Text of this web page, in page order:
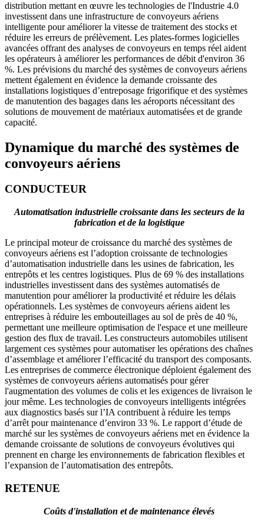
distribution mettant en œuvre les technologies de l'Industrie 4.0
investissent dans une infrastructure de convoyeurs aériens
intelligente pour améliorer la vitesse de traitement des stocks et
réduire les erreurs de prélèvement. Les plates-formes logicielles
avancées offrant des analyses de convoyeurs en temps réel aident
les opérateurs à améliorer les performances de débit d'environ 36
%. Les prévisions du marché des systèmes de convoyeurs aériens
mettent également en évidence la demande croissante des
installations logistiques d’entreposage frigorifique et des systèmes
de manutention des bagages dans les aéroports nécessitant des
solutions de mouvement de matériaux automatisées et de grande
capacité.
Dynamique du marché des systèmes de
convoyeurs aériens
CONDUCTEUR
Automatisation industrielle croissante dans les secteurs de la
fabrication et de la logistique
Le principal moteur de croissance du marché des systèmes de
convoyeurs aériens est l’adoption croissante de technologies
d’automatisation industrielle dans les usines de fabrication, les
entrepôts et les centres logistiques. Plus de 69 % des installations
industrielles investissent dans des systèmes automatisés de
manutention pour améliorer la productivité et réduire les délais
opérationnels. Les systèmes de convoyeurs aériens aident les
entreprises à réduire les embouteillages au sol de près de 40 %,
permettant une meilleure optimisation de l'espace et une meilleure
gestion des flux de travail. Les constructeurs automobiles utilisent
largement ces systèmes pour automatiser les opérations des chaînes
d’assemblage et améliorer l’efficacité du transport des composants.
Les entreprises de commerce électronique déploient également des
systèmes de convoyeurs aériens automatisés pour gérer
l'augmentation des volumes de colis et les exigences de livraison le
jour même. Les technologies de convoyeurs intelligents intégrées
aux diagnostics basés sur l’IA contribuent à réduire les temps
d’arrêt pour maintenance d’environ 33 %. Le rapport d’étude de
marché sur les systèmes de convoyeurs aériens met en évidence la
demande croissante de solutions de convoyeurs évolutives qui
prennent en charge les environnements de fabrication flexibles et
l’expansion de l’automatisation des entrepôts.
RETENUE
Coûts d'installation et de maintenance élevés